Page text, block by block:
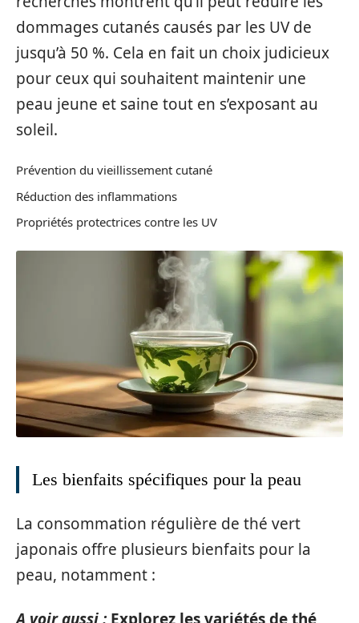
dommages cutanés causés par les UV de
jusqu’à 50 %. Cela en fait un choix judicieux
pour ceux qui souhaitent maintenir une
peau jeune et saine tout en s’exposant au
soleil.
Prévention du vieillissement cutané
Réduction des inflammations
Propriétés protectrices contre les UV
Les bienfaits spécifiques pour la peau
La consommation régulière de thé vert
japonais offre plusieurs bienfaits pour la
peau, notamment :
A voir aussi : Explorez les variétés de thé